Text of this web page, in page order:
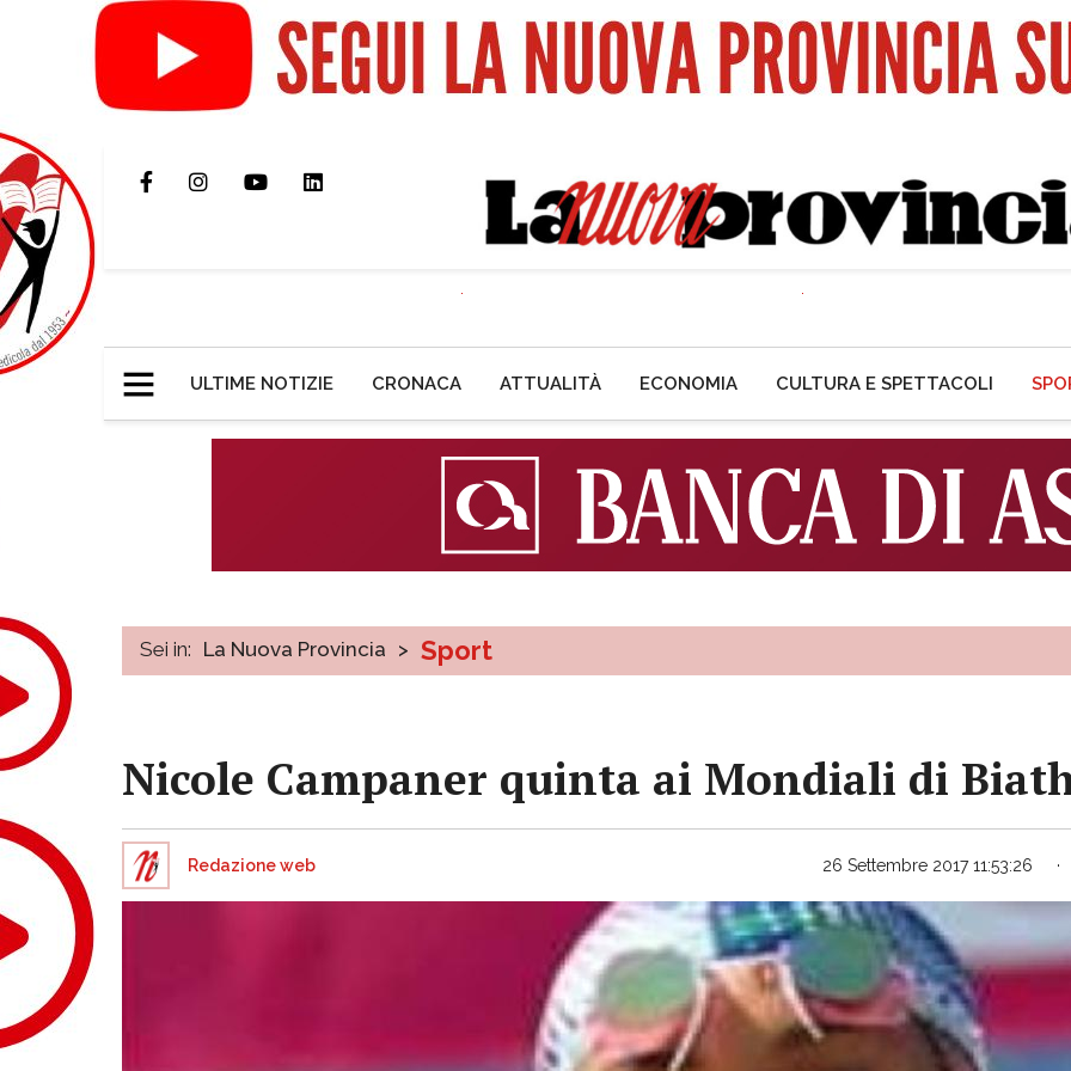
ULTIME NOTIZIE CRONACA ATTUALITÀ ECONOMIA CULTURA E SPETTACOLI
Sei in: La Nuova Provincia > Sport
Nicole Campaner quinta ai Mondiali di
Redazione web 26 Settembre 2017 11:53:26